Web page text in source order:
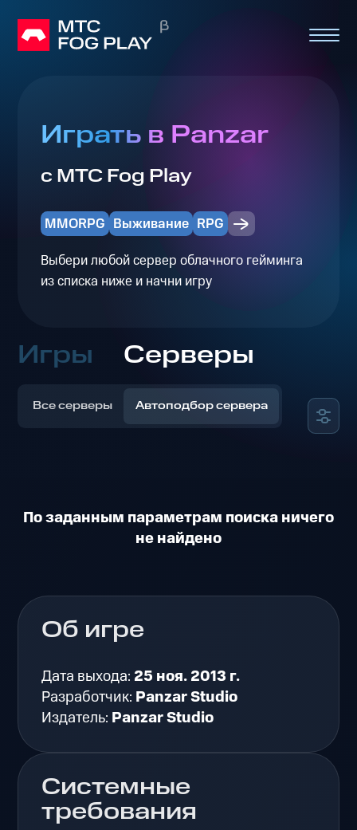
Играть в Panzar
с МТС Fog Play
MMORPG Выживание RPG
Выбери любой сервер облачного гейминга
из списка ниже и начни игру
Игры Серверы
Все серверы Автоподбор сервера
По заданным параметрам поиска ничего
не найдено
Об игре
Дата выхода: 25 ноя. 2013 г.
Разработчик: Panzar Studio
Издатель: Panzar Studio
Системные
требования